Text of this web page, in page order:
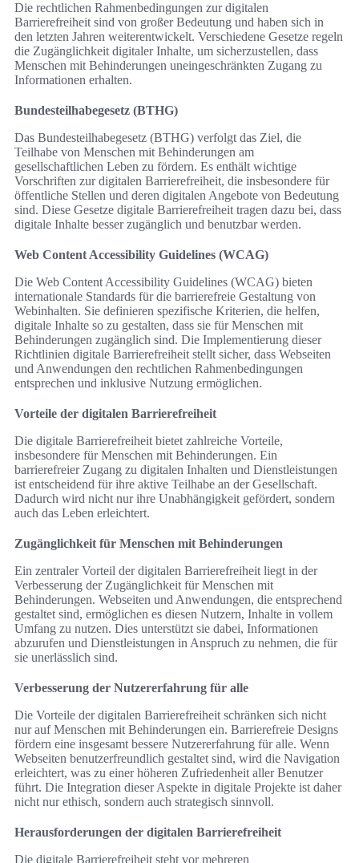
Die rechtlichen Rahmenbedingungen zur digitalen
Barrierefreiheit sind von großer Bedeutung und haben sich in
den letzten Jahren weiterentwickelt. Verschiedene Gesetze regeln
die Zugänglichkeit digitaler Inhalte, um sicherzustellen, dass
Menschen mit Behinderungen uneingeschränkten Zugang zu
Informationen erhalten.
Bundesteilhabegesetz (BTHG)
Das Bundesteilhabegesetz (BTHG) verfolgt das Ziel, die
Teilhabe von Menschen mit Behinderungen am
gesellschaftlichen Leben zu fördern. Es enthält wichtige
Vorschriften zur digitalen Barrierefreiheit, die insbesondere für
öffentliche Stellen und deren digitalen Angebote von Bedeutung
sind. Diese Gesetze digitale Barrierefreiheit tragen dazu bei, dass
digitale Inhalte besser zugänglich und benutzbar werden.
Web Content Accessibility Guidelines (WCAG)
Die Web Content Accessibility Guidelines (WCAG) bieten
internationale Standards für die barrierefreie Gestaltung von
Webinhalten. Sie definieren spezifische Kriterien, die helfen,
digitale Inhalte so zu gestalten, dass sie für Menschen mit
Behinderungen zugänglich sind. Die Implementierung dieser
Richtlinien digitale Barrierefreiheit stellt sicher, dass Webseiten
und Anwendungen den rechtlichen Rahmenbedingungen
entsprechen und inklusive Nutzung ermöglichen.
Vorteile der digitalen Barrierefreiheit
Die digitale Barrierefreiheit bietet zahlreiche Vorteile,
insbesondere für Menschen mit Behinderungen. Ein
barrierefreier Zugang zu digitalen Inhalten und Dienstleistungen
ist entscheidend für ihre aktive Teilhabe an der Gesellschaft.
Dadurch wird nicht nur ihre Unabhängigkeit gefördert, sondern
auch das Leben erleichtert.
Zugänglichkeit für Menschen mit Behinderungen
Ein zentraler Vorteil der digitalen Barrierefreiheit liegt in der
Verbesserung der Zugänglichkeit für Menschen mit
Behinderungen. Webseiten und Anwendungen, die entsprechend
gestaltet sind, ermöglichen es diesen Nutzern, Inhalte in vollem
Umfang zu nutzen. Dies unterstützt sie dabei, Informationen
abzurufen und Dienstleistungen in Anspruch zu nehmen, die für
sie unerlässlich sind.
Verbesserung der Nutzererfahrung für alle
Die Vorteile der digitalen Barrierefreiheit schränken sich nicht
nur auf Menschen mit Behinderungen ein. Barrierefreie Designs
fördern eine insgesamt bessere Nutzererfahrung für alle. Wenn
Webseiten benutzerfreundlich gestaltet sind, wird die Navigation
erleichtert, was zu einer höheren Zufriedenheit aller Benutzer
führt. Die Integration dieser Aspekte in digitale Projekte ist daher
nicht nur ethisch, sondern auch strategisch sinnvoll.
Herausforderungen der digitalen Barrierefreiheit
Die digitale Barrierefreiheit steht vor mehreren